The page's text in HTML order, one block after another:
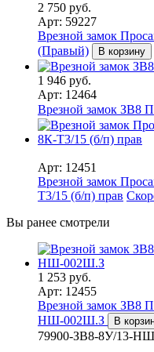
2 750 руб.
Арт: 59227
Врезной замок
(Правый)
В корзину
1 946 руб.
Арт: 12464
Врезной замок ЗВ8
Арт: 12451
Врезной замок
Т3/15 (б/п) прав
Вы ранее смотрели
1 253 руб.
Арт: 12455
Врезной замок ЗВ8
НШ-002Ш.З
В
79900-ЗВ8-8У/13-